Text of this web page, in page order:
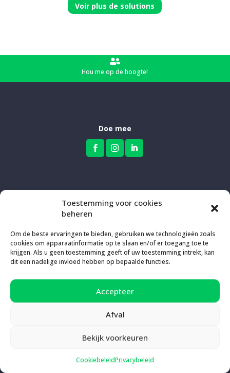
Toestemming voor cookies
beheren
Om de beste ervaringen te bieden, gebruiken we technologieën zoals
cookies om apparaatinformatie op te slaan en/of er toegang toe te
krijgen. Als u geen toestemming geeft of uw toestemming intrekt, kan
dit een nadelige invloed hebben op bepaalde functies.
Accepteer
Afval
Bekijk voorkeuren
CookiebeleidPrivacybeleid
Voir plus de solutions

Hou me op de hoogte!
Doe mee
  
Kick Belgium
Methode
Hulpmiddelen
Impact
Deel uitmaken van de beweging
Contact
Bomen en bossen
Energie en mobiliteit
Duurzame gebouwen